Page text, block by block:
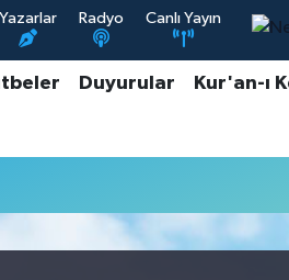
Yazarlar Radyo Canlı Yayın
Duyurular Kur'an-ı